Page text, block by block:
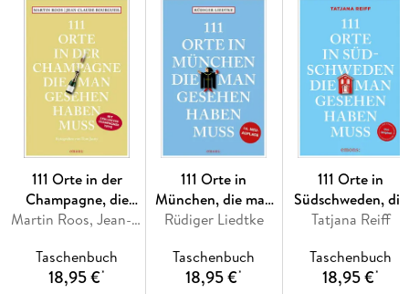
einzigartige Atmosphäre dieser Region einfangen. Von
Gmund über Rottach-Egern bis Bad Wiessee - entdecken Sie
die kulturellen Höhepunkte und versteckten Geheimtipps
rund um den Tegernsee und Schliersee. Ob als Inspiration für
den nächsten Wochenendtrip oder den Urlaub vor der
Haustür,111 Orte am Tegernsee und Schliersee, die man gesehen
haben musslädt Sie ein, diese bayerische
Bilderbuchlandschaft neu zu erkunden.
111 Orte in der
Champagne, die
man gesehen haben
Martin Roos, Jean-Claude Bourgueil
Taschenbuch
18,95 €*
111 Orte in
München, die man
gesehen haben
Rüdiger Liedtke
Taschenbuch
18,95 €*
111 Orte in
Südschweden, die
man gesehen
Tatjana Reiff
Taschenbuch
18,95 €*